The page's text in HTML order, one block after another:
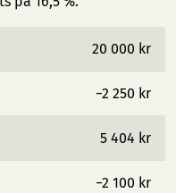
20 000 kr
−2 250 kr
5 404 kr
−2 100 kr